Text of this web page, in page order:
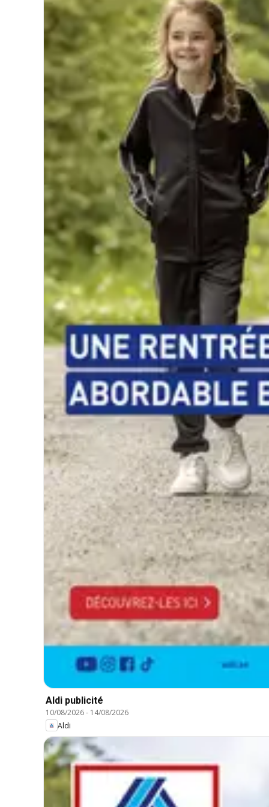
Aldi publicité
10/08/2026- 14/08/2026
Aldi